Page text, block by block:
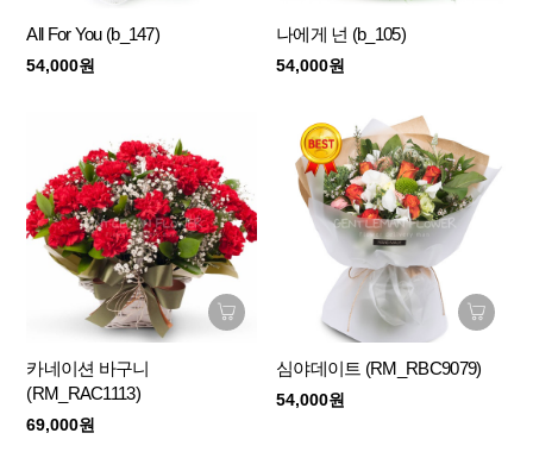
All For You (b_147)
54,000원
나에게 넌 (b_105)
54,000원
카네이션 바구니
(RM_RAC1113)
69,000원
심야데이트 (RM_RBC9079)
54,000원